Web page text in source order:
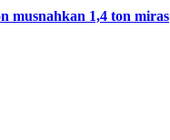
musnahkan 1,4 ton miras